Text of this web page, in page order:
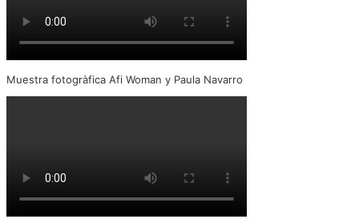
Muestra fotogràfica Afi Woman y Paula Navarro